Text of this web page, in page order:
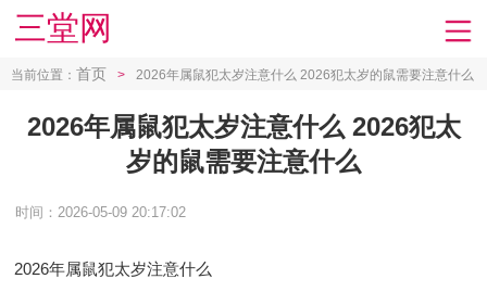
三堂网
当前位置： 首页 > 2026年属鼠犯太岁注意什么 2026犯太岁的鼠需要注意什么
2026年属鼠犯太岁注意什么 2026犯太
岁的鼠需要注意什么
时间：2026-05-09 20:17:02
2026年属鼠犯太岁注意什么